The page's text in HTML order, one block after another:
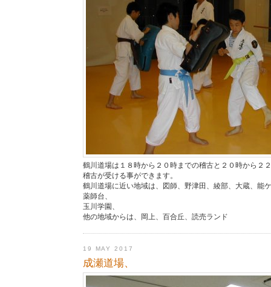
鶴川道場は１８時から２０時までの稽古と２０時から２
稽古が受ける事ができます。
鶴川道場に近い地域は、図師、野津田、綾部、大蔵、能
薬師台、
玉川学園、
他の地域からは、岡上、百合丘、読売ランド
19 MAY 2017
成瀬道場、